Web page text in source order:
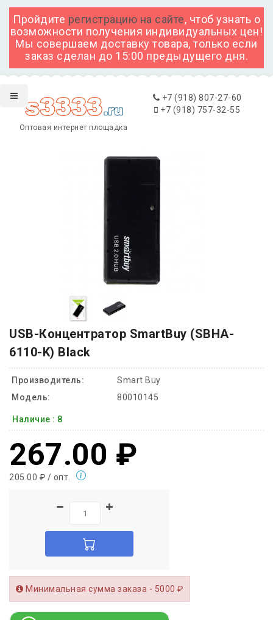
Пройдите регистрацию на сайте, чтоб узнать о
возможности получения индивидуальных цен!
Мы совершаем доставку товара, только если
заказ сделан до 15:00 предыдущего дня.
Оптовая интернет площадка
+7 (918) 807-27-60
+7 (918) 757-32-55
USB-Концентратор SmartBuy (SBHA-
6110-K) Black
Производитель:
Smart Buy
Модель:
80010145
Наличие : 8
267.00 ₽
205.00 ₽ / опт.
Минимальная сумма заказа - 5000 ₽